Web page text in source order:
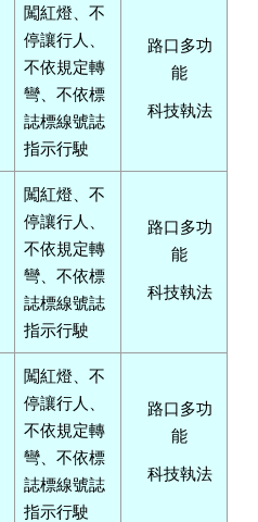
闖紅燈、不
停讓行人、
不依規定轉
彎、不依標
誌標線號誌
指示行駛
路口多功
能
科技執法
闖紅燈、不
停讓行人、
不依規定轉
彎、不依標
誌標線號誌
指示行駛
路口多功
能
科技執法
闖紅燈、不
停讓行人、
不依規定轉
彎、不依標
誌標線號誌
指示行駛
路口多功
能
科技執法